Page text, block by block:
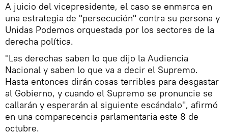
A juicio del vicepresidente, el caso se enmarca en
una estrategia de "persecución" contra su persona y
Unidas Podemos orquestada por los sectores de la
derecha política.
"Las derechas saben lo que dijo la Audiencia
Nacional y saben lo que va a decir el Supremo.
Hasta entonces dirán cosas terribles para desgastar
al Gobierno, y cuando el Supremo se pronuncie se
callarán y esperarán al siguiente escándalo", afirmó
en una comparecencia parlamentaria este 8 de
octubre.